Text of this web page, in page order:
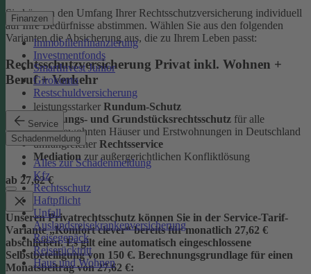
Finanzen
Immobilienfinanzierung
Investmentfonds
SmartInvest Junior
Girokonto
Restschuldversicherung
Service
Schadenmeldung
Alles zur Schadenmeldung
Kfz
Rechtsschutz
Haftpflicht
Unfall
Auslandsreisekrankenversicherung
Reisegepäck
Reiserücktritt
Haus und Wohnen
Sie können den Umfang Ihrer Rechtsschutzversicherung individuell
auf Ihre Bedürfnisse abstimmen. Wählen Sie aus den folgenden
Varianten die Absicherung aus, die zu Ihrem Leben passt:
Rechtsschutzversicherung Privat inkl. Wohnen +
Beruf + Verkehr
leistungsstarker Rundum-Schutz
Wohnungs- und Grundstücksrechtsschutz für alle
selbstbewohnten Häuser und Erstwohnungen in Deutschland
umfangreicher Rechtsservice
Mediation zur außergerichtlichen Konfliktlösung
ab 27,62 €
Unseren Privatrechtsschutz können Sie in der Service-Tarif-
Variante „Komfort clever“ bereits für monatlich 27,62 €
abschließen. Es gilt eine automatisch eingeschlossene
Selbstbeteiligung von 150 €. Berechnungsgrundlage für einen
Monatsbeitrag von 27,62 €: